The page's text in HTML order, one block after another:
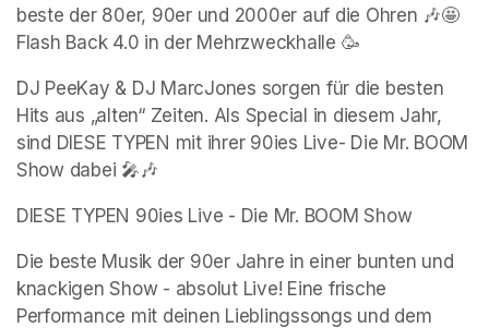
beste der 80er, 90er und 2000er auf die Ohren 🎶🤩
Flash Back 4.0 in der Mehrzweckhalle 🥳
DJ PeeKay & DJ MarcJones sorgen für die besten
Hits aus „alten“ Zeiten. Als Special in diesem Jahr,
sind DIESE TYPEN mit ihrer 90ies Live- Die Mr. BOOM
Show dabei 🎤🎶
DIESE TYPEN 90ies Live - Die Mr. BOOM Show
Die beste Musik der 90er Jahre in einer bunten und
knackigen Show - absolut Live! Eine frische
Performance mit deinen Lieblingssongs und dem